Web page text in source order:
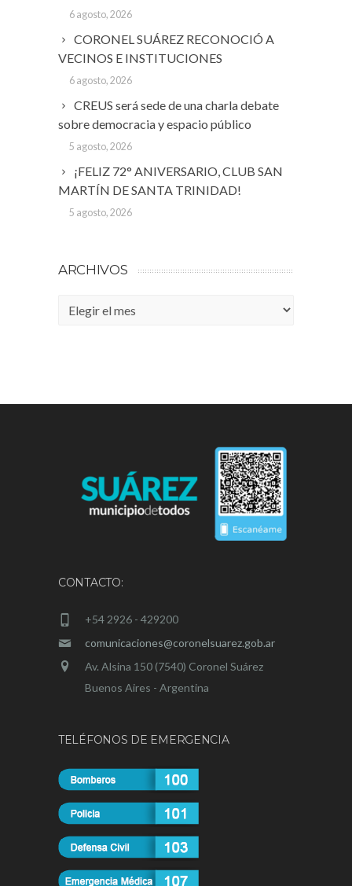
6 agosto, 2026
CORONEL SUÁREZ RECONOCIÓ A
VECINOS E INSTITUCIONES
6 agosto, 2026
CREUS será sede de una charla debate
sobre democracia y espacio público
5 agosto, 2026
¡FELIZ 72° ANIVERSARIO, CLUB SAN
MARTÍN DE SANTA TRINIDAD!
5 agosto, 2026
ARCHIVOS
Archivos
CONTACTO:
+54 2926 - 429200
comunicaciones@coronelsuarez.gob.ar
Av. Alsina 150 (7540) Coronel Suárez
Buenos Aires - Argentina
TELÉFONOS DE EMERGENCIA